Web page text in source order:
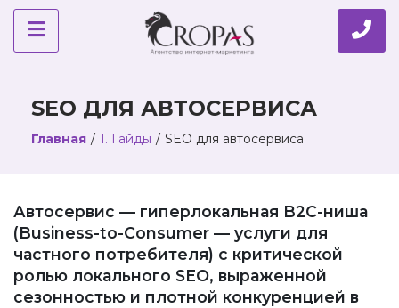
SEO ДЛЯ АВТОСЕРВИСА
Главная / 1. Гайды / SEO для автосервиса
Автосервис — гиперлокальная B2C-ниша
(Business-to-Consumer — услуги для
частного потребителя) с критической
ролью локального SEO, выраженной
сезонностью и плотной конкуренцией в